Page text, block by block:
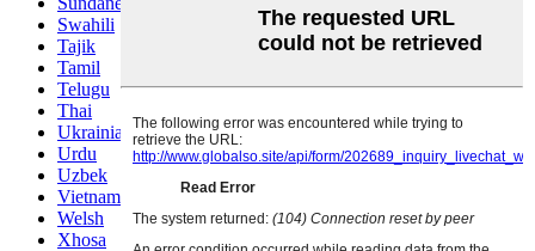
Swahili
Tajik
Tamil
Telugu
Thai
Ukrainian
Urdu
Uzbek
Vietnamese
Welsh
Xhosa